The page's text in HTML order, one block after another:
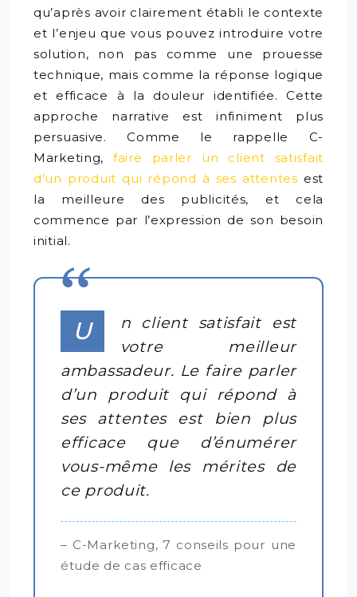
qu’après avoir clairement établi le contexte
et l’enjeu que vous pouvez introduire votre
solution, non pas comme une prouesse
technique, mais comme la réponse logique
et efficace à la douleur identifiée. Cette
approche narrative est infiniment plus
persuasive. Comme le rappelle C-
Marketing,faire parler un client satisfait
d’un produit qui répond à ses attentes est
la meilleure des publicités, et cela
commence par l’expression de son besoin
initial.
U
n client satisfait est
votre meilleur
ambassadeur. Le faire parler
d’un produit qui répond à
ses attentes est bien plus
efficace que d’énumérer
vous-même les mérites de
ce produit.
– C-Marketing, 7 conseils pour une
étude de cas efficace